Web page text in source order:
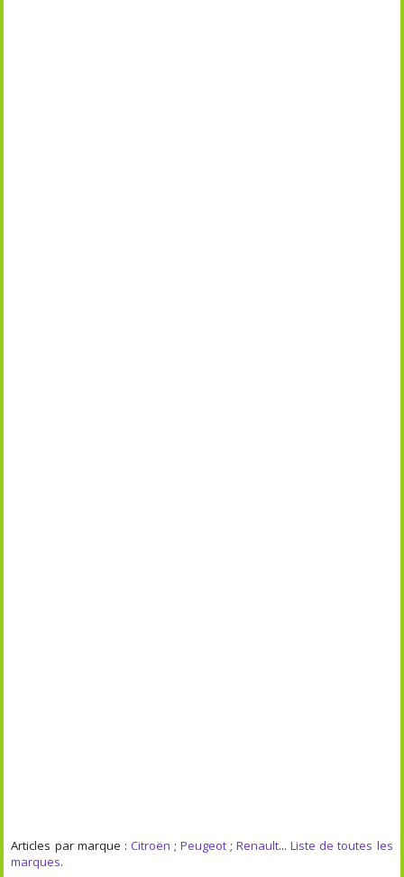
Articles par marque : Citroën ; Peugeot ;Renault...Liste de toutes les
marques.